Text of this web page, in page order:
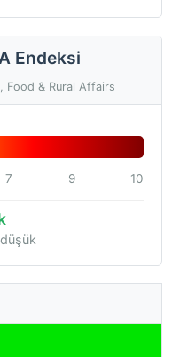
Endeksi
Food & Rural Affairs
7 9 10